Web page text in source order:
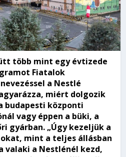
több mint egy évtizede
Fiatalok
a Nestlé
miért dolgozik
budapesti központi
vagy éppen a büki, a
gyárban. „Úgy kezeljük a
mint a teljes állásban
valaki a Nestlénél kezd,